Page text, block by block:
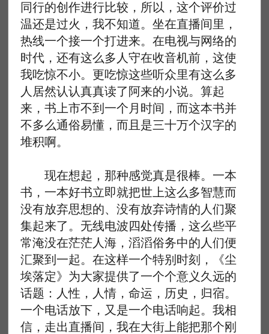
同行的创作进行比较，所以，这个评价过
温还是过火，我不知道。坐在直播间里，
热线一个接一个打进来。在电视与网络的
时代，还有这么多人守在收音机前，这使
我吃惊不小。更吃惊这些听众里有这么多
人居然认认真真读了阿来的小说。算起
来，书上市不到一个月时间，而这本书并
不多么通俗易懂，而且是三十万个汉字的
堆积啊。
现在想起，那种感觉真是很棒。一本
书，一本好书立即就把世上这么多智慧而
没有放弃思想的、没有放弃诗情的人们聚
集起来了。无线电波四处传播，这么些平
常淹没在茫茫人海，滔滔俗务中的人们便
汇聚到一起。在这样一个特别时刻，《尘
埃落定》为大家提供了一个个意义久远的
话题：人性，人情，命运，历史，归宿。
一个电话放下，又是一个电话响起。我相
信，走出直播间，我在大街上能把那个刚